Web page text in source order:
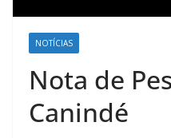
NOTÍCIAS
Nota de
Canindé